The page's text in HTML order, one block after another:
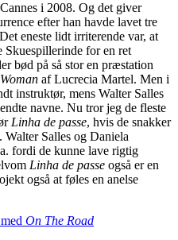
i 2008. Og det giver
efter han havde lavet tre
eneste lidt irriterende var, at
Skuespillerinde for en ret
bød på så stor en præstation
af Lucrecia Martel. Men i
instruktør, mens Walter Salles
navne. Nu tror jeg de fleste
Linha de passe, hvis de snakker
Salles og Daniela
fordi de kunne lave rigtig
Linha de passe også er en
også at føles en anelse
On The Road